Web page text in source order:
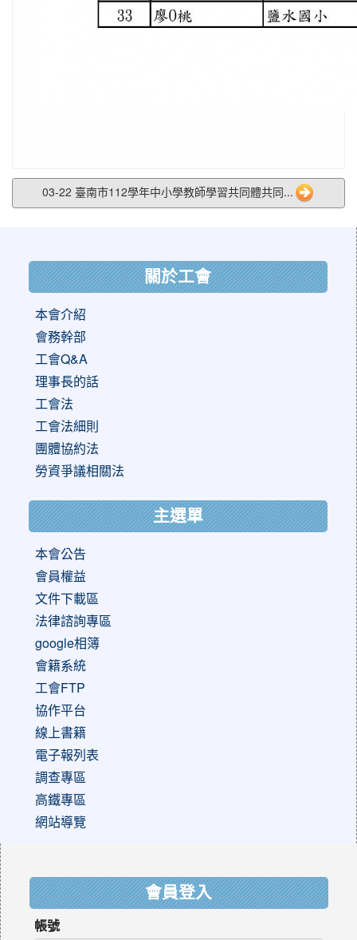
03-22 臺南市112學年中小學教師學習共同體共同...
關於工會
本會介紹
會務幹部
工會Q&A
理事長的話
工會法
工會法細則
團體協約法
勞資爭議相關法
主選單
本會公告
會員權益
文件下載區
法律諮詢專區
google相簿
會籍系統
工會FTP
協作平台
線上書籍
電子報列表
調查專區
高鐵專區
網站導覽
會員登入
帳號